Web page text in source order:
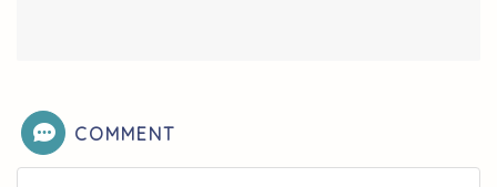
COMMENT